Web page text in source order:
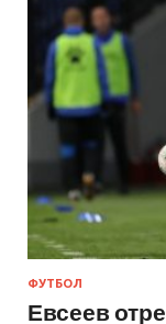
ФУТБОЛ
Евсеев